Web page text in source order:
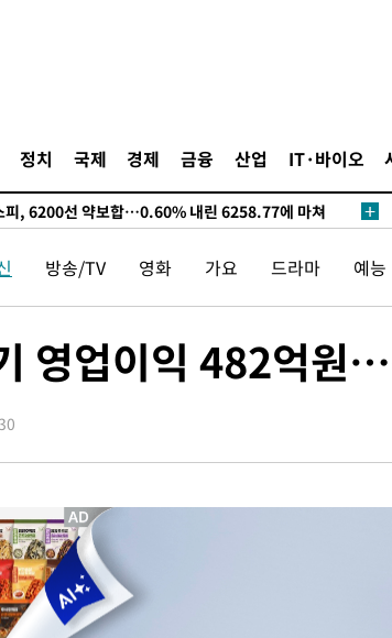
정치 국제 경제 금융 산업 IT·바이오
, 용인·청주 팹에 54조 투자…"AI 메모리 수요 선제 대
닥, 2.86포인트(0.36%) 내린 798.81마감
러 환율, 7.7원 내린 1416.1원 마감
특검, '계엄 수용공간 확보' 신용해 前교정본부장 기소
목한 韓축구 파문…"국민적 공분에 수사 재개"
수수색에 성접대 파문까지…'쑥대밭' 된 축구협회
리화위원회 부위원장에 김태유 서울대 공대 교수…이
국 수출 23.9%↑ 수입 27.5%↑…무역총액 25.3%↑
순직 책임' 임성근, 항소심도 징역 3년
검, '관저이전 봐주기 감사' 유병호 구속기소
볼라환자 4천명 돌파, 4053명 발생 1850명 사망
폭 하락"…수도권 폭염중대경보, 폭염경보로 하향
통령, '호우피해' 안동·의성 관할 4개 면 특별재난지역
청 지원 검사들, 정원 초과 시 낮은 계급 임용…희망지 못
방송/TV 영화 가요 드라마 예능
영업이익 482억